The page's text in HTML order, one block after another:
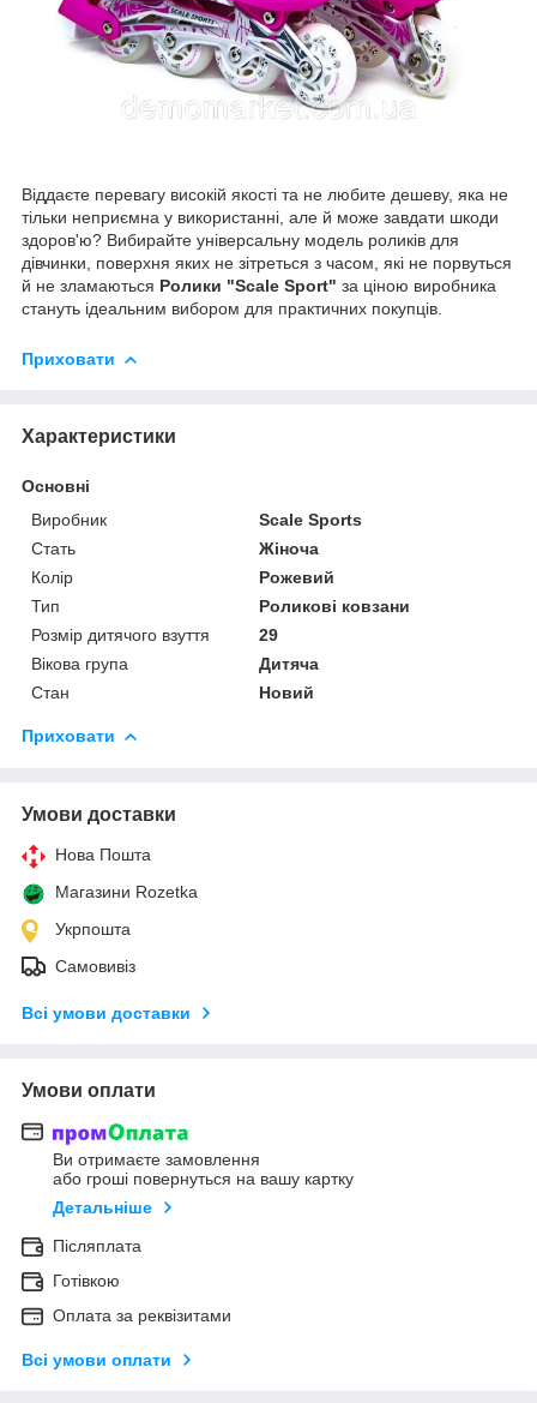
Віддаєте перевагу високій якості та не любите дешеву, яка не
тільки неприємна у використанні, але й може завдати шкоди
здоров'ю? Вибирайте універсальну модель роликів для
дівчинки, поверхня яких не зітреться з часом, які не порвуться
й не зламаються Ролики "Scale Sport" за ціною виробника
стануть ідеальним вибором для практичних покупців.
Приховати
Характеристики
Основні
Виробник
Scale Sports
Стать
Жіноча
Колір
Рожевий
Тип
Роликові ковзани
Розмір дитячого взуття
29
Вікова група
Дитяча
Стан
Новий
Приховати
Умови доставки
Нова Пошта
Магазини Rozetka
Укрпошта
Самовивіз
Всі умови доставки
Умови оплати
Ви отримаєте замовлення
або гроші повернуться на вашу картку
Детальніше
Післяплата
Готівкою
Оплата за реквізитами
Всі умови оплати